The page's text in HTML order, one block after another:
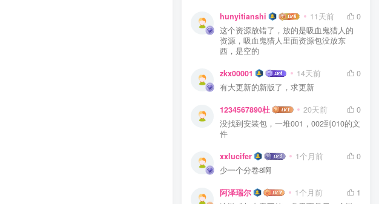
hunyitianshi 11天前
0
这个资源放错了，放的是吸血鬼猎人的
资源，吸血鬼猎人里面资源包没放东
西，是空的
zkx00001 14天前
0
有大更新的新版了，求更新
1234567890杜 20天前
0
没找到安装包，一堆001，002到010的文
件
xxlucifer 1个月前
0
少一个分卷8啊
阿泽瑞尔 1个月前
1